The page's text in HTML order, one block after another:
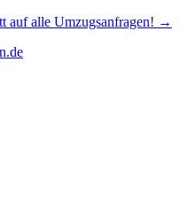
auf alle Umzugsanfragen! →